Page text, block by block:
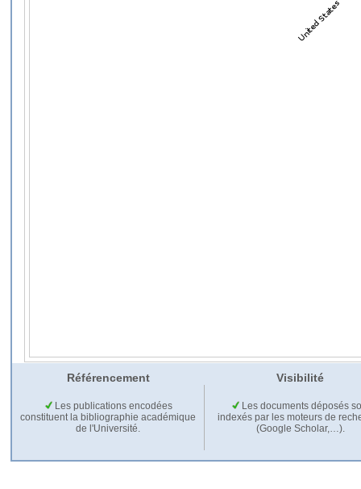
Référencement Visibilité
Les publications encodées
constituent la bibliographie académique
de l'Université.
Les documents déposés
indexés par les moteurs de
(Google Scholar,…).